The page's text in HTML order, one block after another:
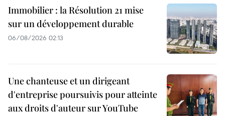
Immobilier : la Résolution 21 mise
sur un développement durable
06/08/2026 02:13
Une chanteuse et un dirigeant
d'entreprise poursuivis pour atteinte
aux droits d'auteur sur YouTube